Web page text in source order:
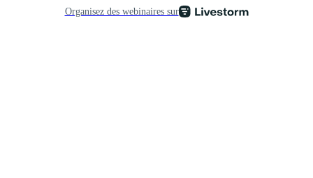
Organisez des webinaires sur